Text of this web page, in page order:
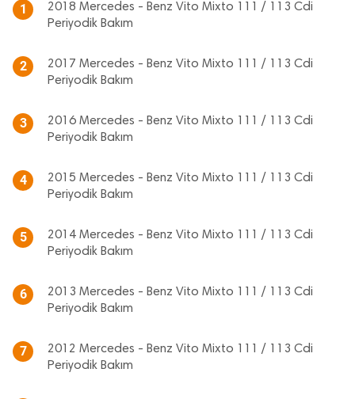
1
2018 Mercedes - Benz Vito Mixto 111 / 113 Cdi
Periyodik Bakım
2
2017 Mercedes - Benz Vito Mixto 111 / 113 Cdi
Periyodik Bakım
3
2016 Mercedes - Benz Vito Mixto 111 / 113 Cdi
Periyodik Bakım
4
2015 Mercedes - Benz Vito Mixto 111 / 113 Cdi
Periyodik Bakım
5
2014 Mercedes - Benz Vito Mixto 111 / 113 Cdi
Periyodik Bakım
6
2013 Mercedes - Benz Vito Mixto 111 / 113 Cdi
Periyodik Bakım
7
2012 Mercedes - Benz Vito Mixto 111 / 113 Cdi
Periyodik Bakım